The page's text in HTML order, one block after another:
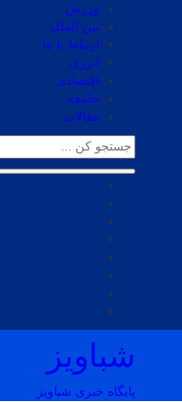
ورزش
بین الملل
ارتباط با ما
انرژی
اقتصادی
جامعه
مقالات
شباویز
پایگاه خبری شباویز